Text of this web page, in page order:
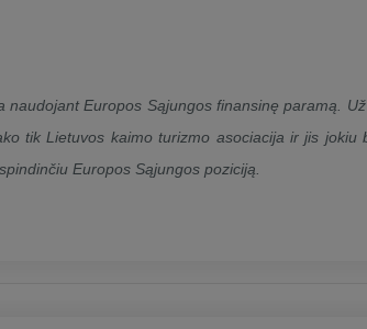
naudojant Europos Sąjungos finansinę paramą.
tik Lietuvos kaimo turizmo asociacija ir jis jokiu
Europos Sąjungos poziciją.